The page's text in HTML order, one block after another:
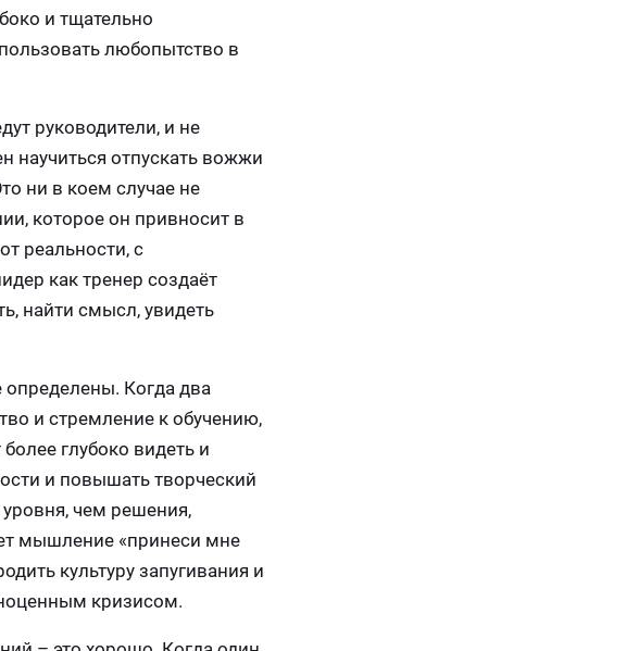
и тщательно
любопытство в
руководители, и не
научиться отпускать вожжи
ни в коем случае не
которое он привносит в
реальности, с
как тренер создаёт
найти смысл, увидеть
Когда два
и стремление к обучению,
глубоко видеть и
и повышать творческий
чем решения,
мышление «принеси мне
культуру запугивания и
кризисом.